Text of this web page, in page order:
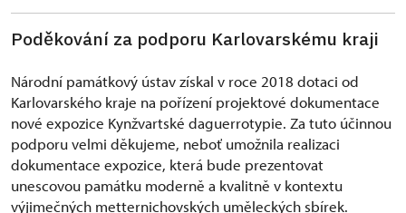
Poděkování za podporu Karlovarskému kraji
Národní památkový ústav získal v roce 2018 dotaci od
Karlovarského kraje na pořízení projektové dokumentace
nové expozice Kynžvartské daguerrotypie. Za tuto účinnou
podporu velmi děkujeme, neboť umožnila realizaci
dokumentace expozice, která bude prezentovat
unescovou památku moderně a kvalitně v kontextu
výjimečných metternichovských uměleckých sbírek.